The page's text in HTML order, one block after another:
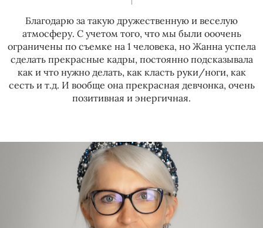
Благодарю за такую дружественную и веселую
атмосферу. С учетом того, что мы были ооочень
ограничены по съемке на 1 человека, но Жанна успела
сделать прекрасные кадры, постоянно подсказывала
как и что нужно делать, как класть руки/ноги, как
сесть и т.д. И вообще она прекрасная девчонка, очень
позитивная и энергичная.